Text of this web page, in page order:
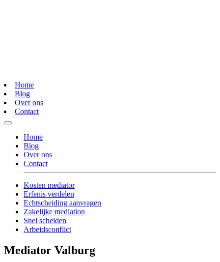
Home
Blog
Over ons
Contact
Home
Blog
Over ons
Contact
Kosten mediator
Erfenis verdelen
Echtscheiding aanvragen
Zakelijke mediation
Snel scheiden
Arbeidsconflict
Mediator Valburg